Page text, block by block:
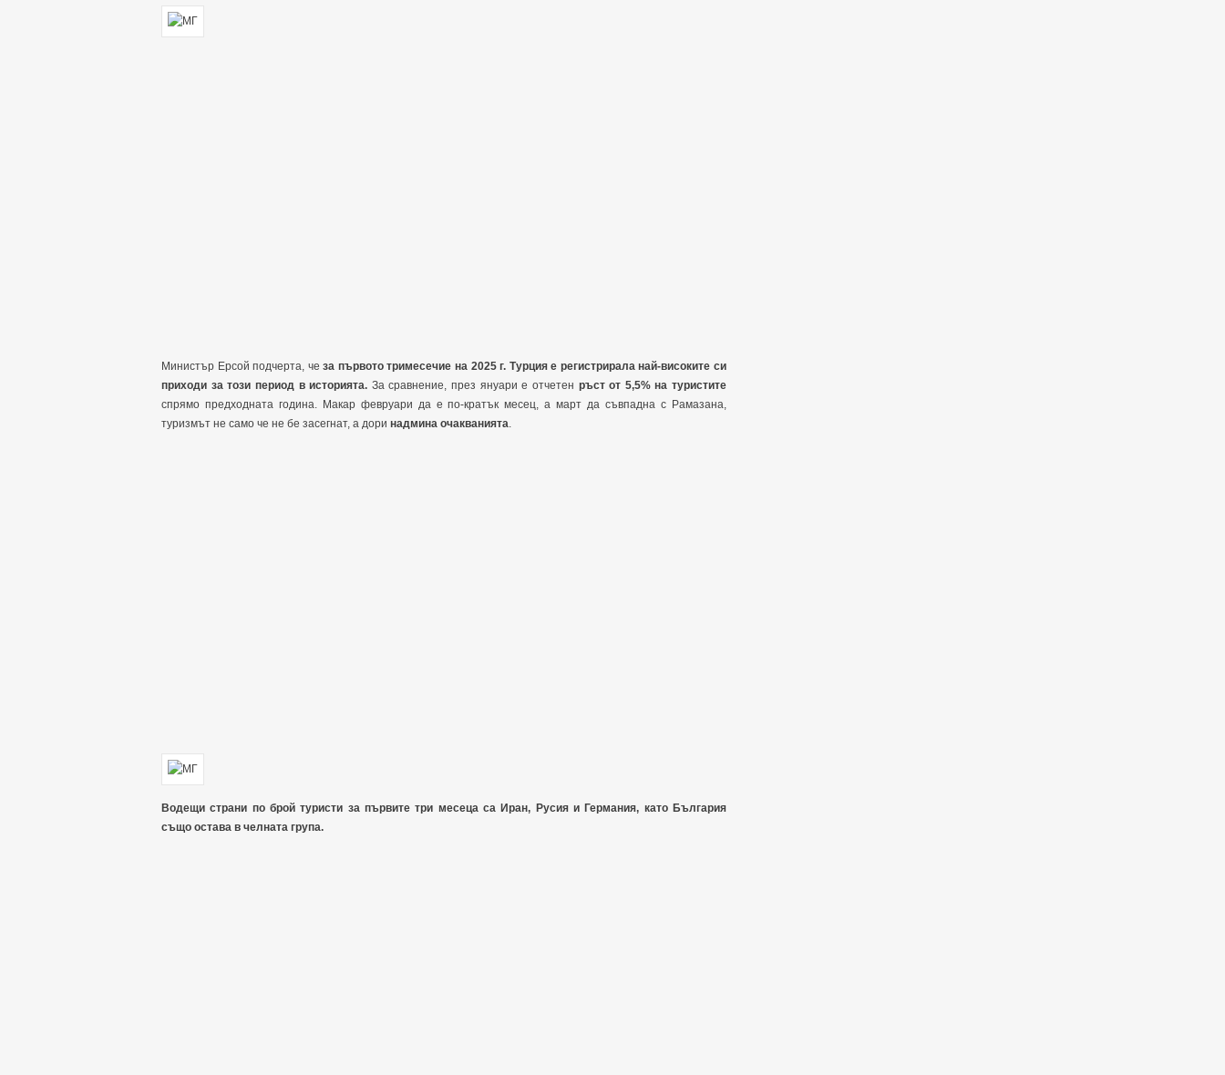
Министър Ерсой подчерта, чеза първото тримесечие на 2025 г. Турция е регистрирала най-високите си
приходи за този период в историята. За сравнение, през януари е отчетен ръст от 5,5% на туристите
спрямо предходната година. Макар февруари да е по-кратък месец, а март да съвпадна с Рамазана,
туризмът не само че не бе засегнат, а дори надмина очакванията.
Водещи страни по брой туристи за първите три месеца са Иран, Русия и Германия, като България
също остава в челната група.